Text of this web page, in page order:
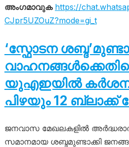
അംഗമാവുക https://
CJpr5UZOuZ?mode=gi_t
‘സ്ഫോടന
യുഎഇയിൽ കർശന
പിഴയും 12 ബ്ലാക്ക്
ജനവാസ മേഖലകളിൽ
സമാനമായ ശബ്ദമുണ്ടാക്കി